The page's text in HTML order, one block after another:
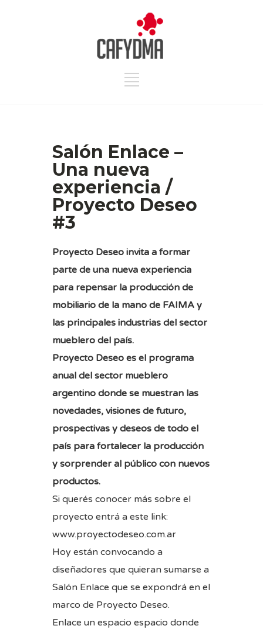
Salón Enlace –
Una nueva
experiencia /
Proyecto Deseo
#3
Proyecto Deseo invita a formar
parte de una nueva experiencia
para repensar la producción de
mobiliario de la mano de FAIMA y
las principales industrias del sector
mueblero del país.
Proyecto Deseo es el programa
anual del sector mueblero
argentino donde se muestran las
novedades, visiones de futuro,
prospectivas y deseos de todo el
país para fortalecer la producción
y sorprender al público con nuevos
productos.
Si querés conocer más sobre el
proyecto entrá a este link:
www.proyectodeseo.com.ar
Hoy están convocando a
diseñadores que quieran sumarse a
Salón Enlace que se expondrá en el
marco de Proyecto Deseo.
Enlace un espacio espacio donde